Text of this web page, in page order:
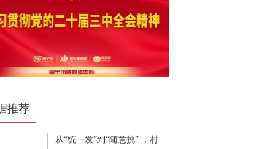
推荐
从“统一发”到“随意挑” ，村